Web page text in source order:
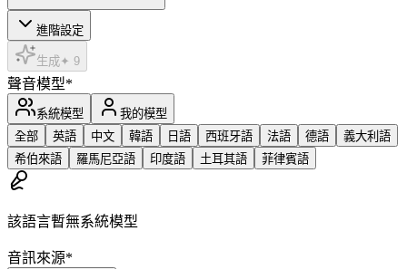
進階設定
生成✦ 9
聲音模型*
系統模型
我的模型
全部
英語 中文 韓語 日語 西班牙語 法語 德語
義大利語
希伯來語
羅馬尼亞語 印度語 土耳其語 菲律賓語
該語言暫無系統模型
音訊來源*